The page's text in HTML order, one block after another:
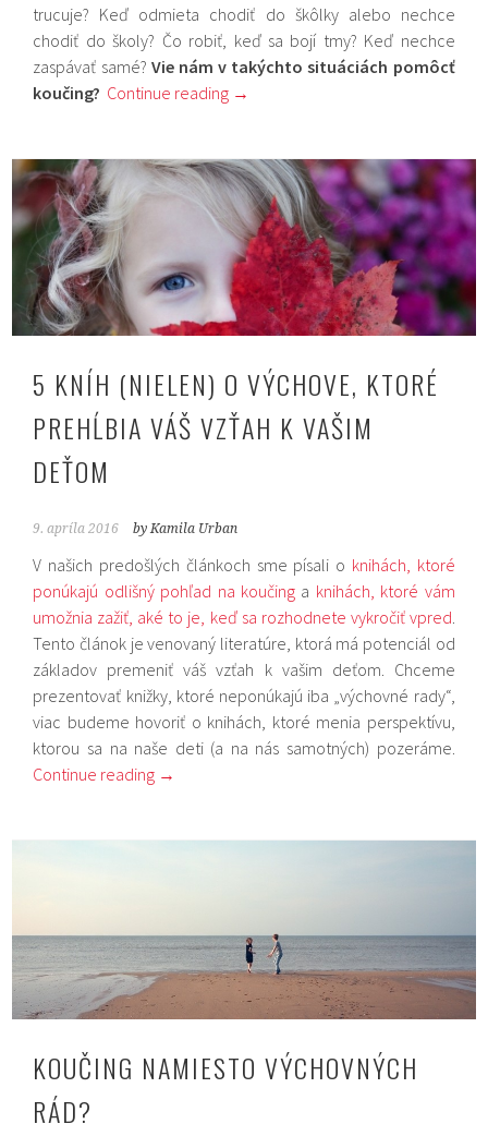
trucuje? Keď odmieta chodiť do škôlky alebo nechce
chodiť do školy? Čo robiť, keď sa bojí tmy? Keď nechce
zaspávať samé? Vie nám v takýchto situáciách pomôcť
koučing? Continue reading →
5 KNÍH (NIELEN) O VÝCHOVE, KTORÉ
PREHĹBIA VÁŠ VZŤAH K VAŠIM
DEŤOM
9. apríla 2016 by Kamila Urban
V našich predošlých článkoch sme písali o knihách, ktoré
ponúkajú odlišný pohľad na koučing a knihách, ktoré vám
umožnia zažiť, aké to je, keď sa rozhodnete vykročiť vpred
Tento článok je venovaný literatúre, ktorá má potenciál od
základov premeniť váš vzťah k vašim deťom. Chceme
prezentovať knižky, ktoré neponúkajú iba „výchovné rady“,
viac budeme hovoriť o knihách, ktoré menia perspektívu,
ktorou sa na naše deti (a na nás samotných) pozeráme.
Continue reading →
KOUČING NAMIESTO VÝCHOVNÝCH
RÁD?